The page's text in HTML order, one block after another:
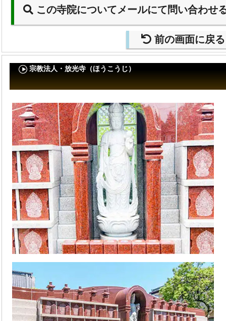
この寺院についてメールにて問い合わせ
前の画面に戻る
宗教法人・放光寺（ほうこうじ）